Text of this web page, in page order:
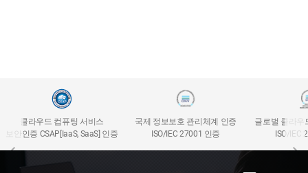
클라우드 컴퓨팅 서비스
보안인증 CSAP[IaaS, SaaS] 인증
국제 정보보호 관리체계 인증
ISO/IEC 27001 인증
글로벌 클라우
ISO/IEC